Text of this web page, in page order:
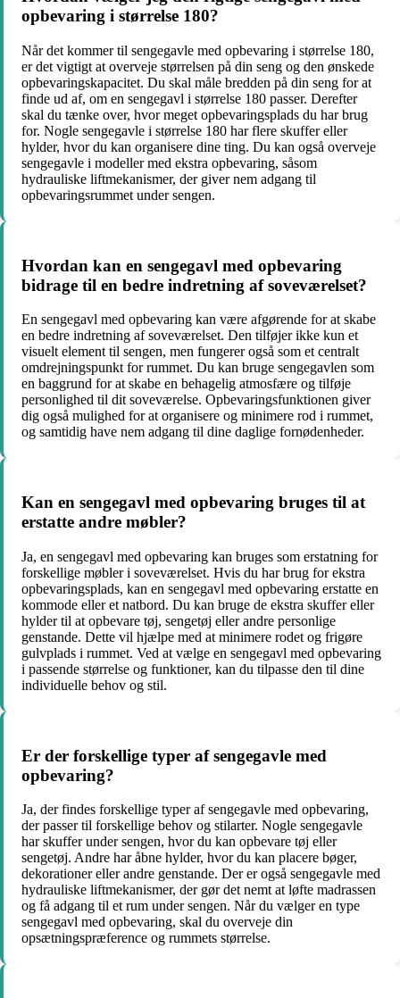
opbevaring i størrelse 180?
Når det kommer til sengegavle med opbevaring i størrelse 180,
er det vigtigt at overveje størrelsen på din seng og den ønskede
opbevaringskapacitet. Du skal måle bredden på din seng for at
finde ud af, om en sengegavl i størrelse 180 passer. Derefter
skal du tænke over, hvor meget opbevaringsplads du har brug
for. Nogle sengegavle i størrelse 180 har flere skuffer eller
hylder, hvor du kan organisere dine ting. Du kan også overveje
sengegavle i modeller med ekstra opbevaring, såsom
hydrauliske liftmekanismer, der giver nem adgang til
opbevaringsrummet under sengen.
Hvordan kan en sengegavl med opbevaring
bidrage til en bedre indretning af soveværelset?
En sengegavl med opbevaring kan være afgørende for at skabe
en bedre indretning af soveværelset. Den tilføjer ikke kun et
visuelt element til sengen, men fungerer også som et centralt
omdrejningspunkt for rummet. Du kan bruge sengegavlen som
en baggrund for at skabe en behagelig atmosfære og tilføje
personlighed til dit soveværelse. Opbevaringsfunktionen giver
dig også mulighed for at organisere og minimere rod i rummet,
og samtidig have nem adgang til dine daglige fornødenheder.
Kan en sengegavl med opbevaring bruges til at
erstatte andre møbler?
Ja, en sengegavl med opbevaring kan bruges som erstatning for
forskellige møbler i soveværelset. Hvis du har brug for ekstra
opbevaringsplads, kan en sengegavl med opbevaring erstatte en
kommode eller et natbord. Du kan bruge de ekstra skuffer eller
hylder til at opbevare tøj, sengetøj eller andre personlige
genstande. Dette vil hjælpe med at minimere rodet og frigøre
gulvplads i rummet. Ved at vælge en sengegavl med opbevaring
i passende størrelse og funktioner, kan du tilpasse den til dine
individuelle behov og stil.
Er der forskellige typer af sengegavle med
opbevaring?
Ja, der findes forskellige typer af sengegavle med opbevaring,
der passer til forskellige behov og stilarter. Nogle sengegavle
har skuffer under sengen, hvor du kan opbevare tøj eller
sengetøj. Andre har åbne hylder, hvor du kan placere bøger,
dekorationer eller andre genstande. Der er også sengegavle med
hydrauliske liftmekanismer, der gør det nemt at løfte madrassen
og få adgang til et rum under sengen. Når du vælger en type
sengegavl med opbevaring, skal du overveje din
opsætningspræference og rummets størrelse.